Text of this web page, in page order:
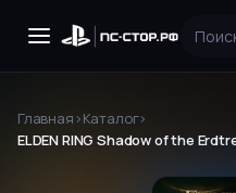
Главная›Каталог›
ELDEN RING Shadow of the